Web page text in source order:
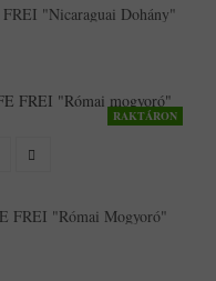
"Nicaraguai Dohány"
RAKTÁRON
FREI "Római Mogyoró"